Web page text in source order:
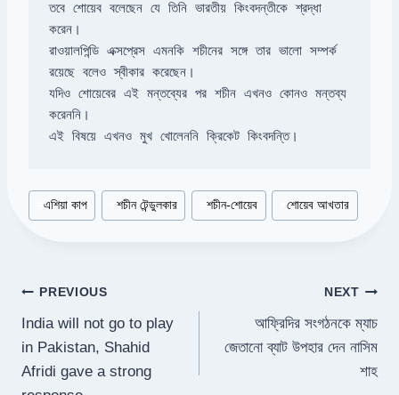
তবে শোয়েব বলেছেন যে তিনি ভারতীয় কিংবদন্তীকে শ্রদ্ধা
রাওয়ালপিন্ডি এক্সপ্রেস এমনকি শচীনের সঙ্গে তার ভালো সম্পর্ক
যদিও শোয়েবের এই মন্তব্যের পর শচীন এখনও কোনও মন্তব্য
এই বিষয়ে এখনও মুখ খোলেননি ক্রিকেট কিংবদন্তি।
Post
Tags:
#এশিয়া কাপ #শচীন টেন্ডুলকার #শচীন-শোয়েব #শোয়েব আখতার
Post
navigation
PREVIOUS
India will not go to play
in Pakistan, Shahid
Afridi gave a strong
NEXT
আফ্রিদির সংগঠনকে ম্যাচ
জেতানো ব্যাট উপহার দেন নাসিম
শাহ